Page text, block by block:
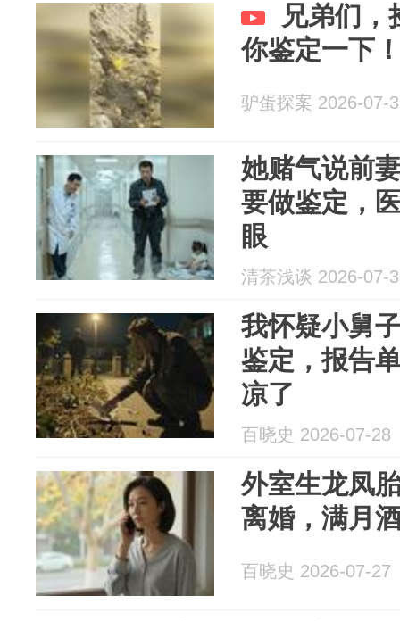
兄弟们，
你鉴定一下
驴蛋探案 2026-07-
她赌气说前
要做鉴定，
眼
清茶浅谈 2026-07-
我怀疑小舅
鉴定，报告
凉了
百晓史 2026-07-28
外室生龙凤
离婚，满月
百晓史 2026-07-27